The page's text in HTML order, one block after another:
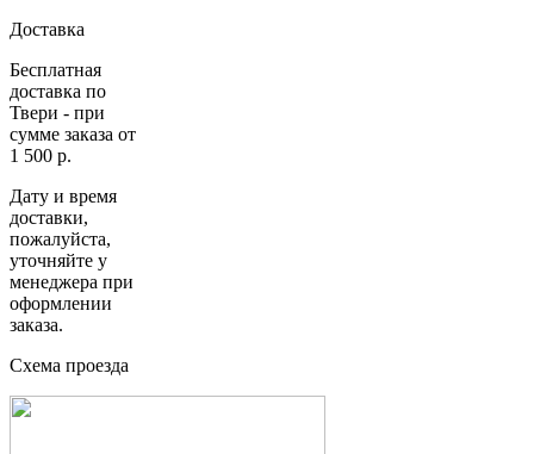
Доставка
Бесплатная
доставка по
Твери - при
сумме заказа от
1 500 р.
Дату и время
доставки,
пожалуйста,
уточняйте у
менеджера при
оформлении
заказа.
Схема проезда